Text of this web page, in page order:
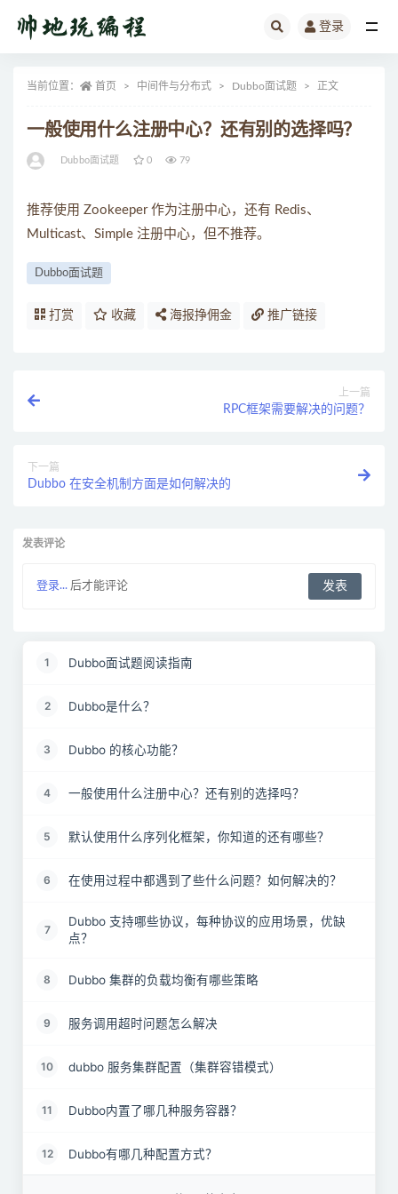
登录
当前位置： 首页 中间件与分布式 Dubbo面试题 正文
一般使用什么注册中心？还有别的选择吗？
Dubbo面试题 0 79
推荐使用 Zookeeper 作为注册中心，还有 Redis、
Multicast、Simple 注册中心，但不推荐。
Dubbo面试题
打赏 收藏 海报挣佣金 推广链接
上一篇
RPC框架需要解决的问题？
下一篇
Dubbo 在安全机制方面是如何解决的
发表评论
登录... 后才能评论
1 Dubbo面试题阅读指南
2 Dubbo是什么？
3 Dubbo 的核心功能？
4 一般使用什么注册中心？还有别的选择吗？
5 默认使用什么序列化框架，你知道的还有哪些？
6 在使用过程中都遇到了些什么问题？如何解决的？
7
Dubbo 支持哪些协议，每种协议的应用场景，优缺
点？
8 Dubbo 集群的负载均衡有哪些策略
9 服务调用超时问题怎么解决
10 dubbo 服务集群配置（集群容错模式）
11 Dubbo内置了哪几种服务容器？
12 Dubbo有哪几种配置方式？